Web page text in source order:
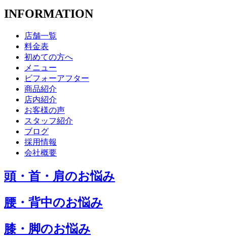
INFORMATION
店舗一覧
料金表
初めての方へ
メニュー
ビフォーアフター
商品紹介
店内紹介
お客様の声
スタッフ紹介
ブログ
採用情報
会社概要
頭・首・肩のお悩み
腰・背中のお悩み
膝・脚のお悩み